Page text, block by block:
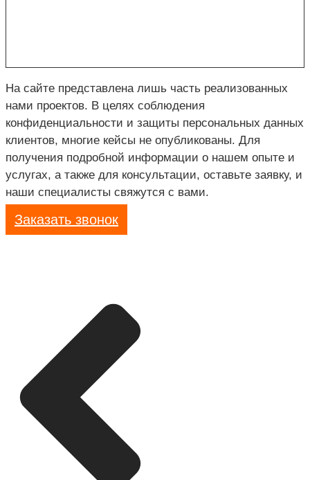
На сайте представлена лишь часть реализованных
нами проектов. В целях соблюдения
конфиденциальности и защиты персональных данных
клиентов, многие кейсы не опубликованы. Для
получения подробной информации о нашем опыте и
услугах, а также для консультации, оставьте заявку, и
наши специалисты свяжутся с вами.
Заказать звонок